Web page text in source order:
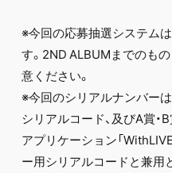
J-Clip
REPORT
SPECIAL
RELAY BLOG
STAFF BLOG
JOINLOGIN
※今回の応募抽選システムは
す。2ND ALBUMまでのも
意ください。
※今回のシリアルナンバー
シリアルコード、及びA賞
アプリケーション「
ー用シリアルコードと兼用